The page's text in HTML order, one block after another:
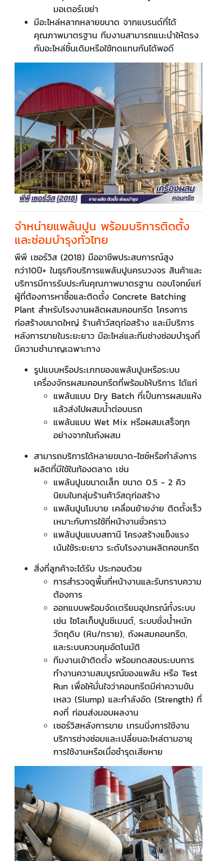
มอเตอร์เขย่า
มีอะไหล่หลากหลายขนาด จากแบรนด์ที่ได้
คุณภาพมาตรฐาน ทีมงานสามารถแนะนำให้ตรง
กับอะไหล่ชิ้นเดิมหรือใช้ทดแทนกันได้พอดี
จำหน่ายแพล้นปูน พร้อมบริการติดตั้ง
และซ่อมบำรุงทั่วไทย
พีพี เซอร์วิส (2018) มืออาชีพประสบการณ์สูง
กว่า10ปี+ ในธุรกิจบริการแพล้นปูนครบวงจร สินค้าและ
บริการมีการรับประกันคุณภาพมาตรฐาน ตอบโจทย์แก่
ผู้ที่ต้องการหาซื้อและติดตั้ง Concrete Batching
Plant สำหรับโรงงานผลิตผสมคอนกรีต โครงการ
ก่อสร้างขนาดใหญ่ ร้านค้าวัสดุก่อสร้าง และมีบริการ
หลังการขายในระยะยาว มีอะไหล่และทีมช่างซ่อมบำรุงที่
มีความชำนาญเฉพาะทาง
รูปแบบหรือประเภทของแพล้นปูนหรือระบบ
เครื่องจักรผสมคอนกรีตที่พร้อมให้บริการ ได้แก่
แพล้นแบบ Dry Batch ที่เป็นการผสมแห้ง
แล้วส่งไปผสมน้ำต่อบนรถ
แพล้นแบบ Wet Mix หรือผสมเสร็จทุก
อย่างจากในถังผสม
สามารถบริการได้หลายขนาด-ไซซ์หรือกำลังการ
ผลิตที่มีใช้ในท้องตลาด เช่น
แพล้นปูนขนาดเล็ก ขนาด 0.5 - 2 คิว
นิยมในกลุ่มร้านค้าวัสดุก่อสร้าง
แพล้นปูนโมบาย เคลื่อนย้ายง่าย ติดตั้งเร็ว
เหมาะกับการใช้ที่หน้างานชั่วคราว
แพล้นปูนแบบสถานี โครงสร้างแข็งแรง
เน้นใช้ระยะยาว ระดับโรงงานผลิตคอนกรีต
สิ่งที่ลูกค้าจะได้รับ ประกอบด้วย
การสำรวจดูพื้นที่หน้างานและรับทราบความ
ต้องการ
ออกแบบพร้อมจัดเตรียมอุปกรณ์ทั้งระบบ
เช่น ไซโลเก็บปูนซีเมนต์, ระบบชั่งน้ำหนัก
วัตถุดิบ (หิน/ทราย), ถังผสมคอนกรีต,
และระบบควบคุมอัตโนมัติ
ทีมงานเข้าติดตั้ง พร้อมทดสอบระบบการ
ทำงานความสมบูรณ์ของแพล้น หรือ Test
Run เพื่อให้มั่นใจว่าคอนกรีตมีค่าความข้น
เหลว (Slump) และกำลังอัด (Strength) ที่
คงที่ ก่อนส่งมอบผลงาน
เซอร์วิสหลังการขาย เทรนนิ่งการใช้งาน
บริการช่างซ่อมและเปลี่ยนอะไหล่ตามอายุ
การใช้งานหรือเมื่อชำรุดเสียหาย